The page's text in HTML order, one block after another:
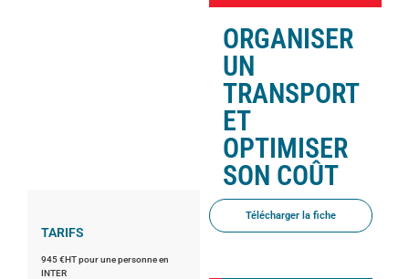
ORGANISER
UN
TRANSPORT
ET
OPTIMISER
SON COÛT
TARIFS
945 €HT pour une personne en
INTER
Télécharger la fiche